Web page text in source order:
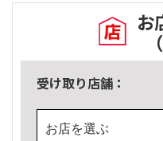
お
受け取り店舗：
お店を選ぶ